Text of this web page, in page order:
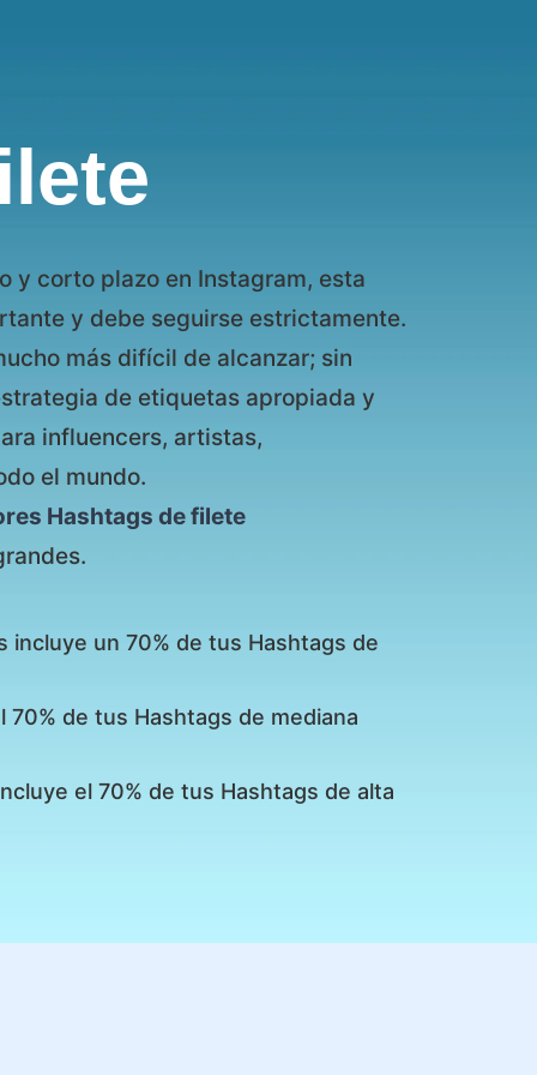
y corto plazo en Instagram, esta
y debe seguirse estrictamente.
más difícil de alcanzar; sin
de etiquetas apropiada y
influencers, artistas,
el mundo.
Hashtags de filete
un 70% de tus Hashtags de
de tus Hashtags de mediana
el 70% de tus Hashtags de alta